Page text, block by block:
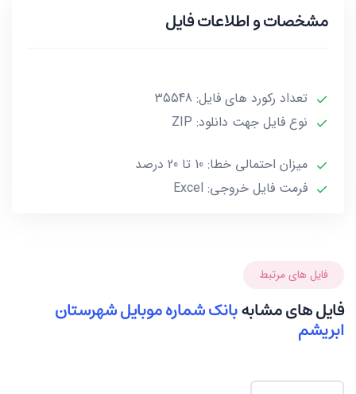
و حجم این فایل کمتر از 80KB است.
حداکثر 20 درصد خطا داشته باشند.***
مشخصات و اطلاعات فایل
تعداد رکورد های فایل: 35548
نوع فایل جهت دانلود: ZIP
میزان احتمالی خطا: 10 تا 20 درصد
فرمت فایل خروجی: Excel
فایل های مرتبط
فایل های مشابهبانک شماره موبایل شهرستان
ابریشم